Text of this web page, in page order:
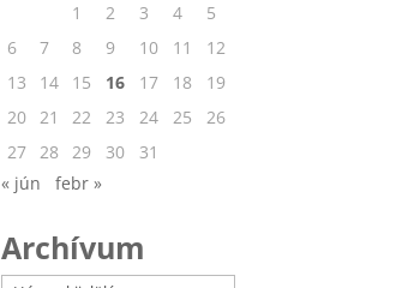
1
2 3 4
5
6
7 8 9 10 11
12
13
14 15 16 17 18
19
20 21 22 23 24 25
26
27 28 29 30
31
« jún
febr »
Archívum